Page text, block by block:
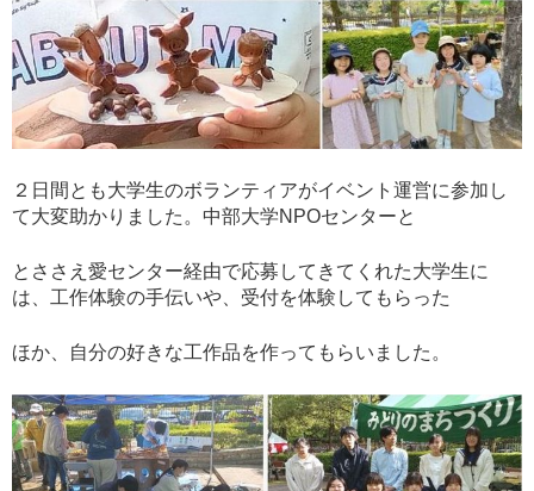
２日間とも大学生のボランティアがイベント運営に参加し
て大変助かりました。中部大学NPOセンターと
とささえ愛センター経由で応募してきてくれた大学生に
は、工作体験の手伝いや、受付を体験してもらった
ほか、自分の好きな工作品を作ってもらいました。